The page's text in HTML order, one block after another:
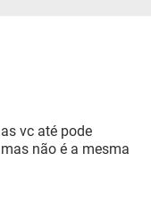
vc até pode
não é a mesma